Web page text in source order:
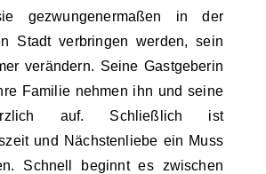
gezwungenermaßen in der
Stadt verbringen werden, sein
verändern. Seine Gastgeberin
Familie nehmen ihn und seine
auf. Schließlich ist
und Nächstenliebe ein Muss
Schnell beginnt es zwischen